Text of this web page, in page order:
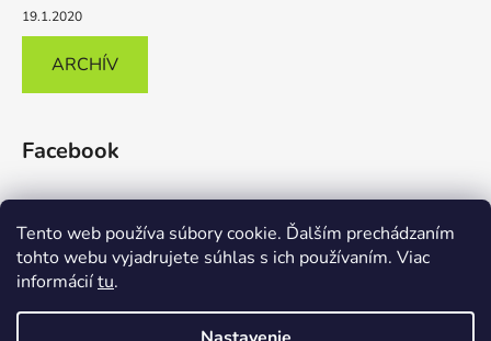
Tento web používa súbory cookie. Ďalším prechádzaním
tohto webu vyjadrujete súhlas s ich používaním. Viac
informáciítu.
19.1.2020
ARCHÍV
Facebook
Karikaturomat Facebook